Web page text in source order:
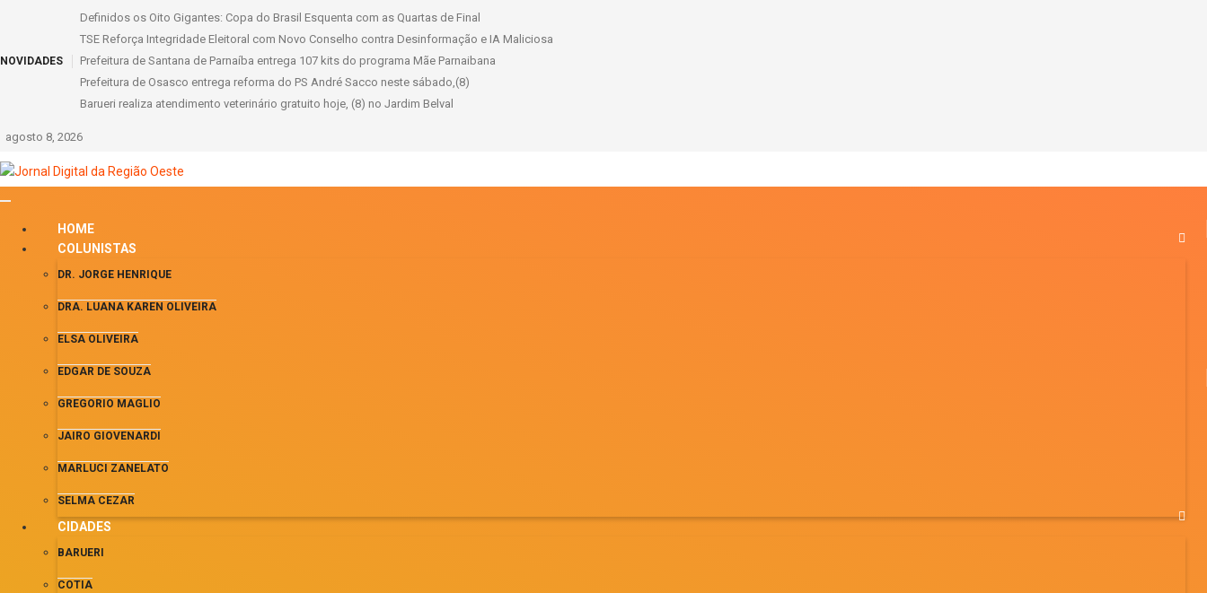
NOVIDADES
Definidos os Oito Gigantes: Copa do Brasil Esquenta com as Quartas de Final
TSE Reforça Integridade Eleitoral com Novo Conselho contra Desinformação e IA Maliciosa
Prefeitura de Santana de Parnaíba entrega 107 kits do programa Mãe Parnaibana
Prefeitura de Osasco entrega reforma do PS André Sacco neste sábado,(8)
Barueri realiza atendimento veterinário gratuito hoje, (8) no Jardim Belval
agosto 8, 2026
HOME
COLUNISTAS
DR. JORGE HENRIQUE
DRA. LUANA KAREN OLIVEIRA
ELSA OLIVEIRA
EDGAR DE SOUZA
GREGORIO MAGLIO
JAIRO GIOVENARDI
MARLUCI ZANELATO
SELMA CEZAR
CIDADES
BARUERI
COTIA